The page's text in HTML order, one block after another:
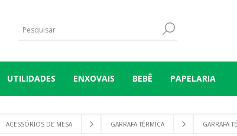
UTILIDADES ENXOVAIS BEBÊ PAPELARIA
ACESSÓRIOS DE MESA GARRAFA TÉRMICA GARRAFA